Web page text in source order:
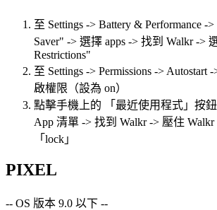
至 Settings -> Battery & Performance -
Saver" -> 選擇 apps -> 找到 Walkr ->
Restrictions"
至 Settings -> Permissions -> Autostart
啟權限（設為 on）
點擊手機上的 「最近使用程式」按
App 清單 -> 找到 Walkr -> 壓住
「lock」
PIXEL
-- OS 版本 9.0 以下 --